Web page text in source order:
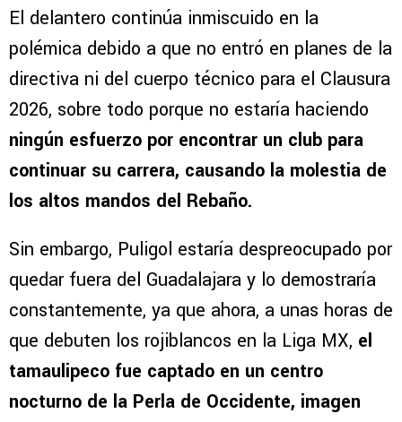
El delantero continúa inmiscuido en la
polémica debido a que no entró en planes de la
directiva ni del cuerpo técnico para el Clausura
2026, sobre todo porque no estaría haciendo
ningún esfuerzo por encontrar un club para
continuar su carrera, causando la molestia de
los altos mandos del Rebaño.
Sin embargo, Puligol estaría despreocupado por
quedar fuera del Guadalajara y lo demostraría
constantemente, ya que ahora, a unas horas de
que debuten los rojiblancos en la Liga MX, el
tamaulipeco fue captado en un centro
nocturno de la Perla de Occidente, imagen